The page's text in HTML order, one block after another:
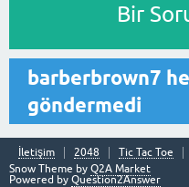
Bir
barberbrown7
göndermedi
İletişim 2048 Tic Tac Toe
Snow Theme by Q2A Market
Powered by Question2Answer